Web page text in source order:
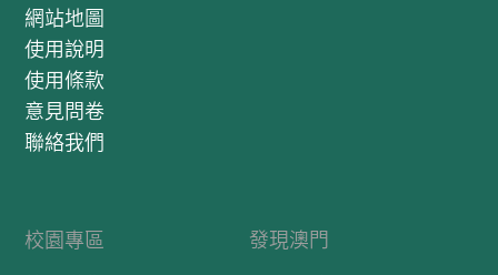
網站地圖
使用說明
使用條款
意見問卷
聯絡我們
校園專區
發現澳門